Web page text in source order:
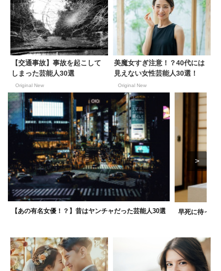
【交通事故】事故を起こして
しまった芸能人30選
Original New
美魔女すぎ注意！？40代には
見えない女性芸能人30選！
Original New
【あの有名女優！？】昔はヤンチャだった芸能人30選 早死に待った